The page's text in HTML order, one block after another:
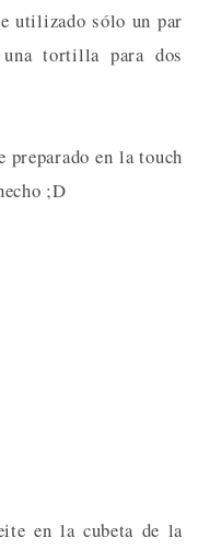
utilizado sólo un par
una tortilla para dos
en la touch
;D
en la cubeta de la